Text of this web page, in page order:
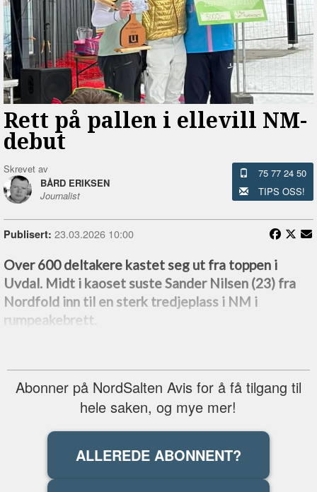
Rett på pallen i ellevill NM-
debut
Skrevet av
BÅRD ERIKSEN
Journalist
75 77 24 50
TIPS OSS!
Publisert: 23.03.2026 10:00
Over 600 deltakere kastet seg ut fra toppen i
Uvdal. Midt i kaoset suste Sander Nilsen (23) fra
Nordfold inn til en sterk tredjeplass i NM i
rumpeakebrett.
Abonner på NordSalten Avis for å få tilgang til
hele saken, og mye mer!
ALLEREDE ABONNENT?